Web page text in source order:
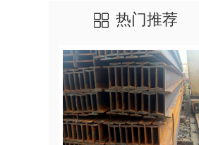
热门推荐